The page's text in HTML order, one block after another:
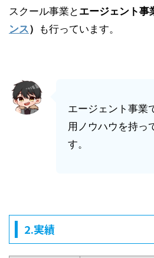
スクール事業と エージェント事
ンス） も行っています。
エージェント事業
用ノウハウを持っ
す。
2.実績